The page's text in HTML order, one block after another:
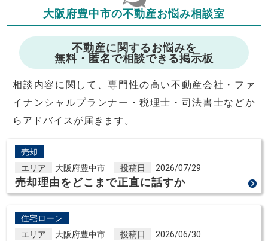
会員マイページでは
修繕費・管理費の計算もできます
大阪府豊中市の不動産お悩み相談室
不動産に関するお悩みを
無料・匿名で相談できる掲示板
相談内容に関して、専門性の高い不動産会社・ファ
イナンシャルプランナー・税理士・司法書士などか
らアドバイスが届きます。
売却
エリア
大阪府豊中市 投稿日 2026/07/29
売却理由をどこまで正直に話すか
住宅ローン
エリア
大阪府豊中市 投稿日 2026/06/30